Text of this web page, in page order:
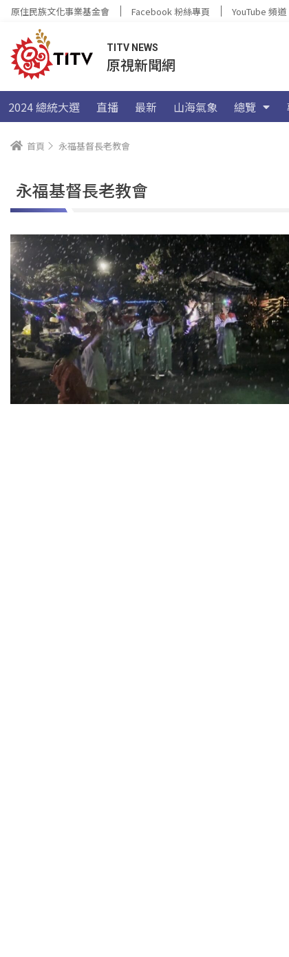
原住民族文化事業基金會 Facebook 粉絲專頁 YouTube 頻道
TITV NEWS
原視新聞網
2024 總統大選 直播 最新 山海氣象 總覽
首頁 永福基督長老教會
永福基督長老教會